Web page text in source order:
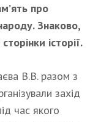
про
Знаково,
історії.
В.В. разом з
захід
час якого